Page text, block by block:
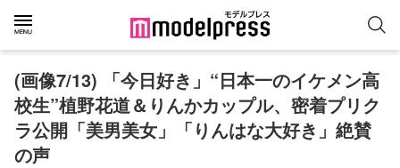
(画像7/13) 「今日好き」“日本一のイケメン高
校生”植野花道＆りんかカップル、密着プリク
ラ公開「美男美女」「りんはな大好き」絶賛
の声